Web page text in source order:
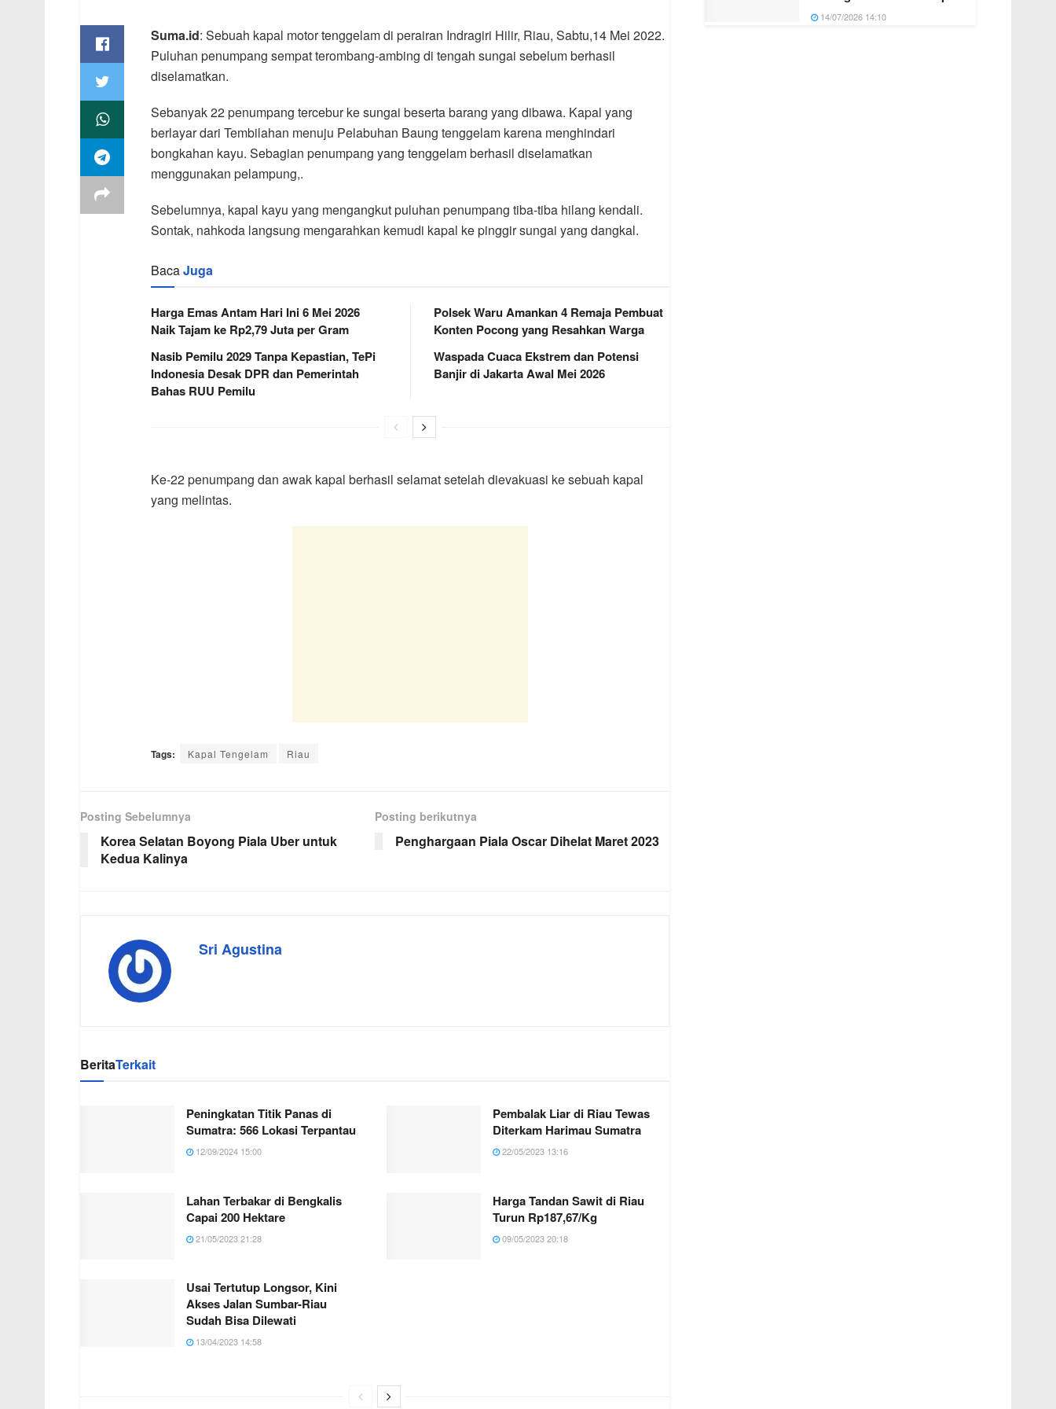
Suma.id: Sebuah kapal motor tenggelam di perairan Indragiri Hilir, Riau, Sabtu,14 Mei 2022.
Puluhan penumpang sempat terombang-ambing di tengah sungai sebelum berhasil
diselamatkan.
Sebanyak 22 penumpang tercebur ke sungai beserta barang yang dibawa. Kapal yang
berlayar dari Tembilahan menuju Pelabuhan Baung tenggelam karena menghindari
bongkahan kayu. Sebagian penumpang yang tenggelam berhasil diselamatkan
menggunakan pelampung,.
Sebelumnya, kapal kayu yang mengangkut puluhan penumpang tiba-tiba hilang kendali.
Sontak, nahkoda langsung mengarahkan kemudi kapal ke pinggir sungai yang dangkal.
BacaJuga
Harga Emas Antam Hari Ini 6 Mei 2026
Naik Tajam ke Rp2,79 Juta per Gram
Nasib Pemilu 2029 Tanpa Kepastian, TePi
Indonesia Desak DPR dan Pemerintah
Bahas RUU Pemilu
Polsek Waru Amankan 4 Remaja Pembuat
Konten Pocong yang Resahkan Warga
Waspada Cuaca Ekstrem dan Potensi
Banjir di Jakarta Awal Mei 2026
Ke-22 penumpang dan awak kapal berhasil selamat setelah dievakuasi ke sebuah kapal
yang melintas.
Tags: Kapal Tengelam Riau
Posting Sebelumnya
Korea Selatan Boyong Piala Uber untuk
Kedua Kalinya
Posting berikutnya
Penghargaan Piala Oscar Dihelat Maret 2023
Sri Agustina
BeritaTerkait
Peningkatan Titik Panas di
Sumatra: 566 Lokasi Terpantau
12/09/2024 15:00
Pembalak Liar di Riau Tewas
Diterkam Harimau Sumatra
22/05/2023 13:16
Lahan Terbakar di Bengkalis
Capai 200 Hektare
21/05/2023 21:28
Harga Tandan Sawit di Riau
Turun Rp187,67/Kg
09/05/2023 20:18
Usai Tertutup Longsor, Kini
Akses Jalan Sumbar-Riau
Sudah Bisa Dilewati
13/04/2023 14:58
14/07/2026 14:10